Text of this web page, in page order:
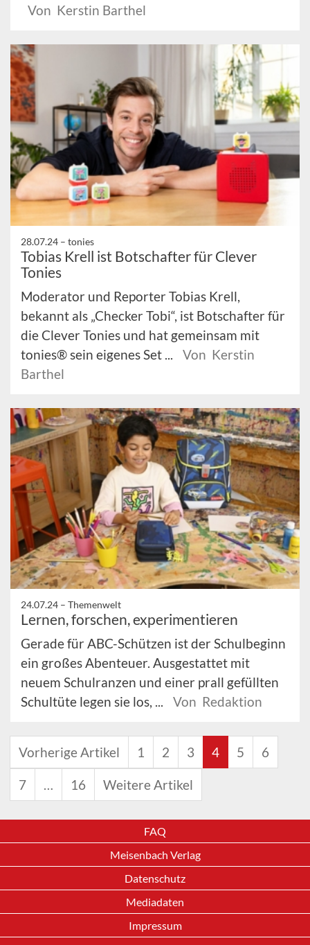
Von Kerstin Barthel
28.07.24 – tonies
Tobias Krell ist Botschafter für Clever
Tonies
Moderator und Reporter Tobias Krell,
bekannt als „Checker Tobi“, ist Botschafter für
die Clever Tonies und hat gemeinsam mit
tonies® sein eigenes Set ...
Von Kerstin
Barthel
24.07.24 – Themenwelt
Lernen, forschen, experimentieren
Gerade für ABC-Schützen ist der Schulbeginn
ein großes Abenteuer. Ausgestattet mit
neuem Schulranzen und einer prall gefüllten
Schultüte legen sie los, ...
Von Redaktion
Vorherige Artikel 1 2 3 4 5 6
7 … 16 Weitere Artikel
FAQ
Meisenbach Verlag
Datenschutz
Mediadaten
Impressum